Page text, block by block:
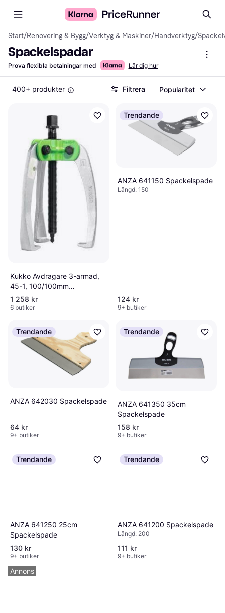
Start/Renovering & Bygg/Verktyg & Maskiner/Handverktyg/
Spackelspadar
Prova flexibla betalningar med Lär dig hur
400+ produkter Filtrera Popularitet
Kukko Avdragare 3-armad,
45-1, 100/100mm
Spackelspade
1 258 kr
6 butiker
Trendande
ANZA 641150 Spackelspade
Längd: 150
124 kr
9+ butiker
Trendande
ANZA 642030 Spackelspade
64 kr
9+ butiker
Trendande
ANZA 641350 35cm
Spackelspade
158 kr
9+ butiker
Trendande
ANZA 641250 25cm
Spackelspade
130 kr
9+ butiker
Trendande
ANZA 641200 Spackelspade
Längd: 200
111 kr
9+ butiker
Annons